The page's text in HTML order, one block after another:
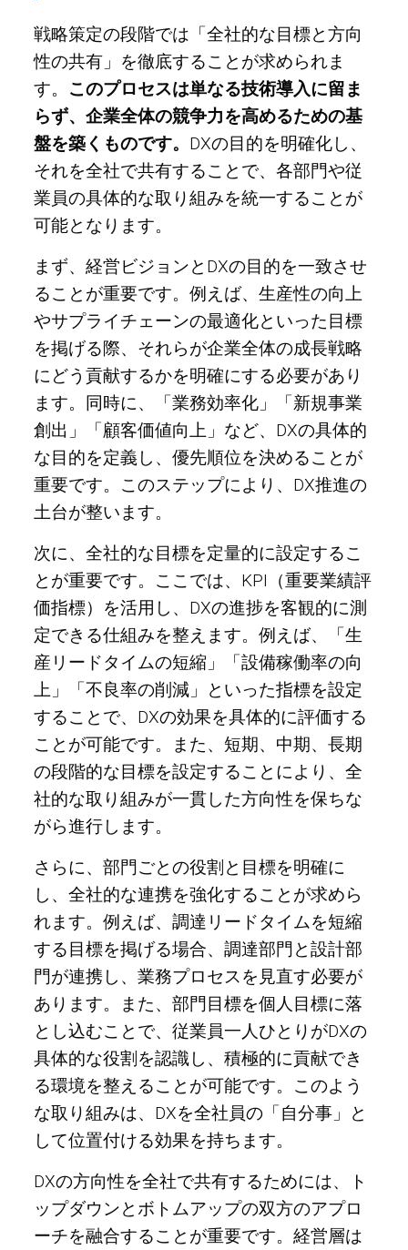
戦略策定の段階では「全社的な目標と方向
性の共有」を徹底することが求められま
す。 このプロセスは単なる技術導入に留ま
らず、企業全体の競争力を高めるための基
盤を築くものです。 DXの目的を明確化し、
それを全社で共有することで、各部門や従
業員の具体的な取り組みを統一することが
可能となります。
まず、経営ビジョンとDXの目的を一致させ
ることが重要です。例えば、生産性の向上
やサプライチェーンの最適化といった目標
を掲げる際、それらが企業全体の成長戦略
にどう貢献するかを明確にする必要があり
ます。同時に、「業務効率化」「新規事業
創出」「顧客価値向上」など、DXの具体的
な目的を定義し、優先順位を決めることが
重要です。このステップにより、DX推進の
土台が整います。
次に、全社的な目標を定量的に設定するこ
とが重要です。ここでは、KPI（重要業績評
価指標）を活用し、DXの進捗を客観的に測
定できる仕組みを整えます。例えば、「生
産リードタイムの短縮」「設備稼働率の向
上」「不良率の削減」といった指標を設定
することで、DXの効果を具体的に評価する
ことが可能です。また、短期、中期、長期
の段階的な目標を設定することにより、全
社的な取り組みが一貫した方向性を保ちな
がら進行します。
さらに、部門ごとの役割と目標を明確に
し、全社的な連携を強化することが求めら
れます。例えば、調達リードタイムを短縮
する目標を掲げる場合、調達部門と設計部
門が連携し、業務プロセスを見直す必要が
あります。また、部門目標を個人目標に落
とし込むことで、従業員一人ひとりがDXの
具体的な役割を認識し、積極的に貢献でき
る環境を整えることが可能です。このよう
な取り組みは、DXを全社員の「自分事」と
して位置付ける効果を持ちます。
DXの方向性を全社で共有するためには、ト
ップダウンとボトムアップの双方のアプロ
ーチを融合することが重要です。経営層は